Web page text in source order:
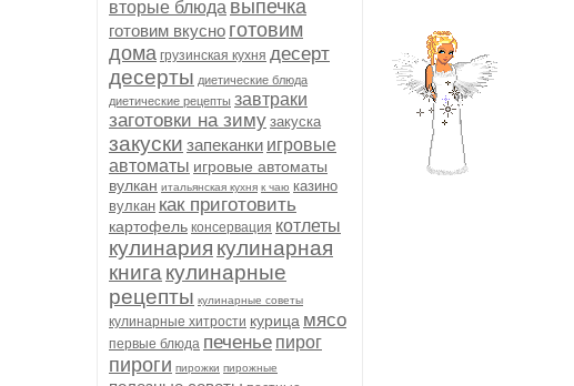
вторые блюда выпечка
готовим вкусно готовим
дома грузинская кухня десерт
десерты диетические блюда
диетические рецепты завтраки
заготовки на зиму закуска
закуски запеканки игровые
автоматы игровые автоматы
вулкан итальянская кухня к чаю казино
вулкан как приготовить
картофель консервация котлеты
кулинария кулинарная
книга кулинарные
рецепты кулинарные советы
кулинарные хитрости курица мясо
первые блюда печенье пирог
пироги пирожки пирожные